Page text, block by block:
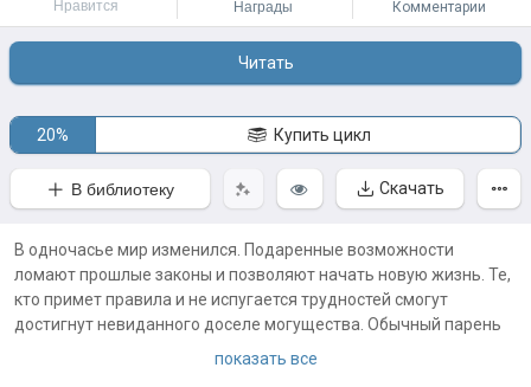
Нравится Награды Комментарии
Читать
20% Купить цикл
В библиотеку Скачать
В одночасье мир изменился. Подаренные возможности
ломают прошлые законы и позволяют начать новую жизнь. Те,
кто примет правила и не испугается трудностей смогут
достигнут невиданного доселе могущества. Обычный парень
показать все